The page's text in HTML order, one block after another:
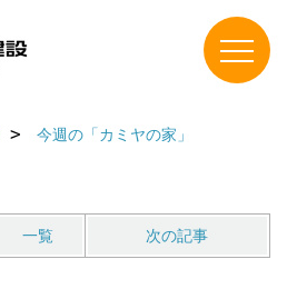
今週の「カミヤの家」
一覧 次の記事